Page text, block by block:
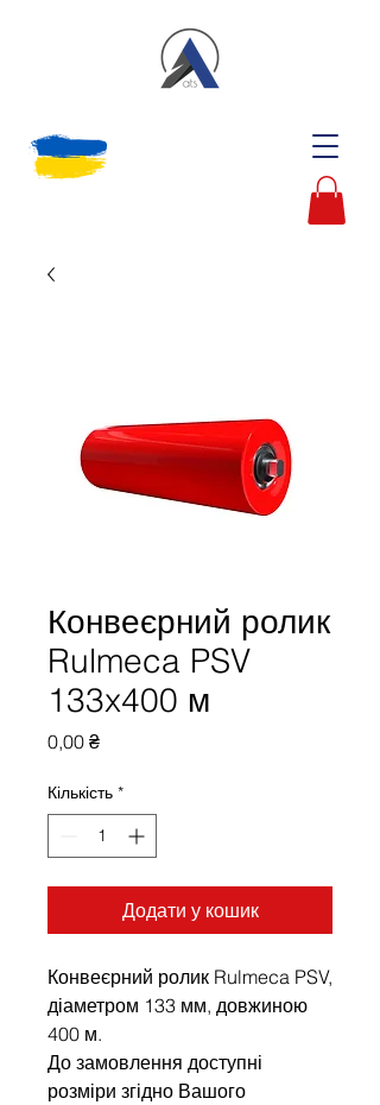
Конвеєрний ролик
Rulmeca PSV
133x400 м
0,00 ₴Ціна
Кількість *
Додати у кошик
Конвеєрний ролик Rulmeca PSV,
діаметром 133 мм, довжиною
400 м.
До замовлення доступні
розміри згідно Вашого